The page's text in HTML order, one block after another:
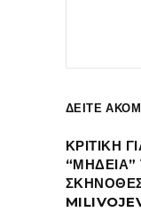
ΔΕΙΤΕ
ΚΡΙΤΙΚΗ
“ΜΗΔΕΙΑ”